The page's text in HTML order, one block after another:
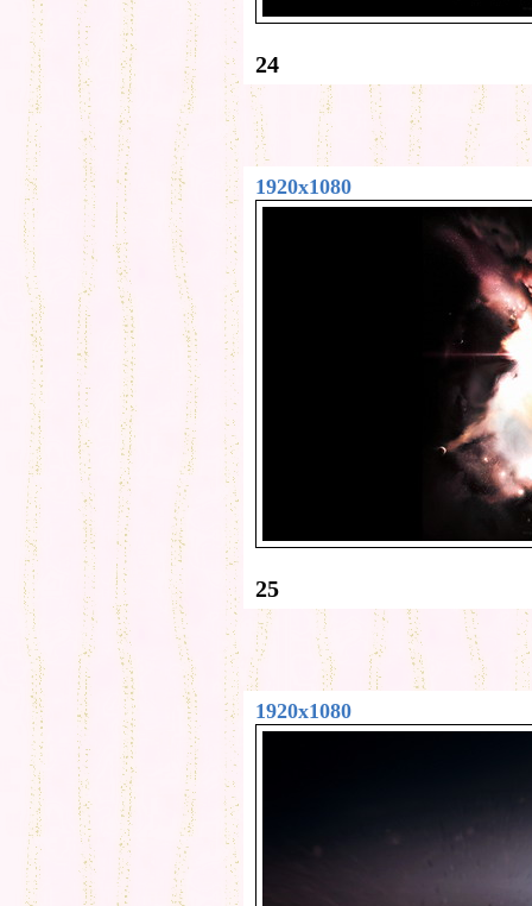
24
1920x1080
25
1920x1080